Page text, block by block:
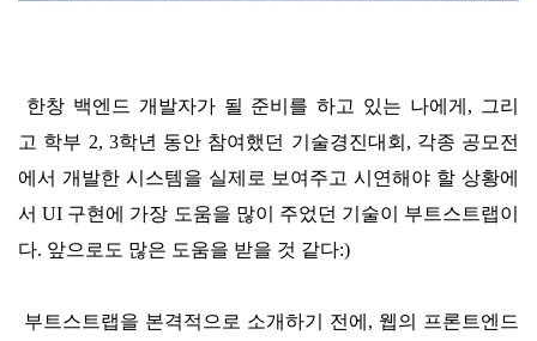
한창 백엔드 개발자가 될 준비를 하고 있는 나에게, 그리
고 학부 2, 3학년 동안 참여했던 기술경진대회, 각종 공모전
에서 개발한 시스템을 실제로 보여주고 시연해야 할 상황에
서 UI 구현 에 가장 도움을 많이 주었던 기술이 부트스트랩이
다. 앞으로도 많은 도움을 받을 것 같다:)
부트스트랩을 본격적으로 소개하기 전에, 웹의
프론트엔드